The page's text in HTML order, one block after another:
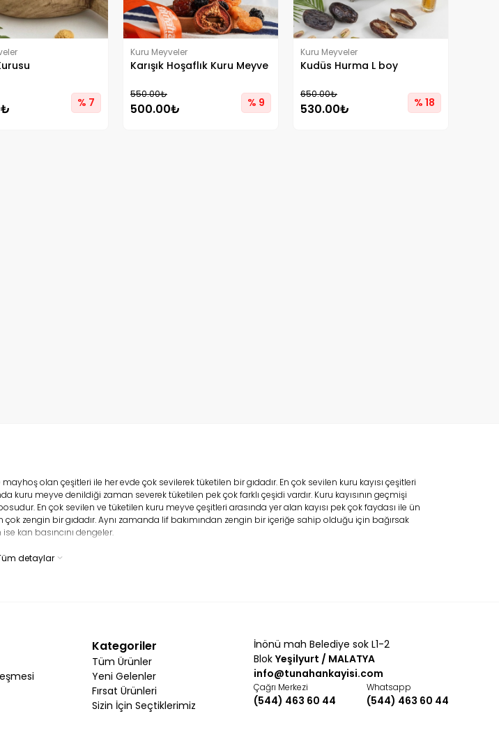
% 7
Kuru Meyveler
Karışık Hoşaflık Kuru Meyve
550.00₺
500.00₺ % 9
Kuru Meyveler
Kudüs Hurma L boy
650.00₺
530.00₺ % 18
olan çeşitleri ile her evde çok sevilerek tüketilen bir gıdadır. En çok sevilen kuru kayısı çeşitleri
kuru meyve denildiği zaman severek tüketilen pek çok farklı çeşidi vardır. Kuru kayısının geçmişi
En çok sevilen ve tüketilen kuru meyve çeşitleri arasında yer alan kayısı pek çok faydası ile ün
çok zengin bir gıdadır. Aynı zamanda lif bakımından zengin bir içeriğe sahip olduğu için bağırsak
kan basıncını dengeler.
bozulmadan daha sağlıklı ve taze bir tüketilmesine imkan tanır.Hediyelik kuru kayısı
o denli iyi oranda korunur. Aynı zamanda ürünleri buzdolabında da saklayarak bozulmasına engel
detaylar
Kategoriler
Tüm Ürünler
Yeni Gelenler
Fırsat Ürünleri
Sizin İçin Seçtiklerimiz
İnönü mah Belediye sok L1-2
BlokYeşilyurt / MALATYA
info@tunahankayisi.com
Çağrı Merkezi
(544) 463 60 44
Whatsapp
(544) 463 60 44